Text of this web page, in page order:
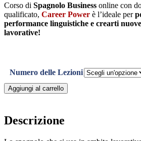
Corso di Spagnolo Business online con
qualificato, Career Power è l’ideale per
performance linguistiche e crearti
lavorative!
Numero delle Lezioni
Career
Power
di
Aggiungi al carrello
Descrizione